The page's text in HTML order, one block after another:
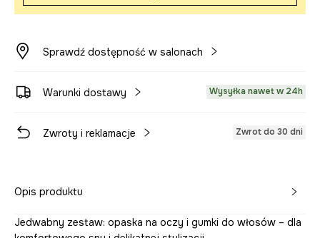
Sprawdź dostępność w salonach
Warunki dostawy Wysyłka nawet w 24h
Zwroty i reklamacje Zwrot do 30 dni
Opis produktu
Jedwabny zestaw: opaska na oczy i gumki do włosów – dla